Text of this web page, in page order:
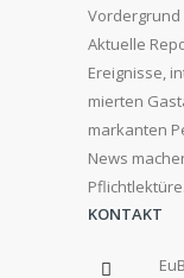
Aktuelle
Ereignisse,
mierten
markanten
News
Pflichtlektüre.
KONTAKT